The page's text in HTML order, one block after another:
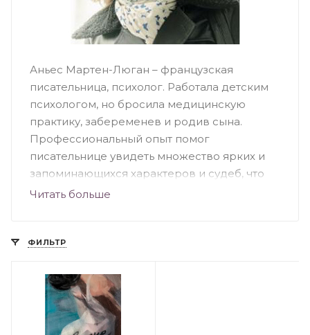
Аньес Мартен-Люган – французская
писательница, психолог. Работала детским
психологом, но бросила медицинскую
практику, забеременев и родив сына.
Профессиональный опыт помог
писательнице увидеть множество ярких и
запоминающихся характеров и судеб, что
отражается в ее произведениях. Написав
от многих издательств. И вскоре ее
книжки» стало популярным и было
выпущено в свет парижским издательством.
Это грустная история о том, что есть жизнь
«до» и «после» утраты своих близких.
Читать больше
ФИЛЬТР